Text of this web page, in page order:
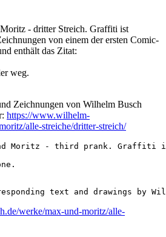
- dritter Streich. Graffiti ist
von einem der ersten Comic-
enthält das Zitat:
weg.
Zeichnungen von Wilhelm Busch
https://www.wilhelm-
alle-streiche/dritter-streich/
Moritz - third prank. Graffiti
text and drawings by
werke/max-und-moritz/alle-